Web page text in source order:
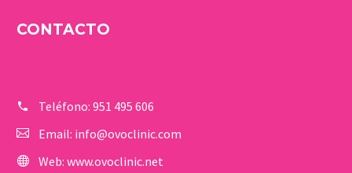
CONTACTO
Teléfono: 951 495 606
Email: info@ovoclinic.com
Web: www.ovoclinic.net